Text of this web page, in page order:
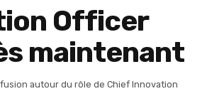
Officer
maintenant
autour du rôle de Chief Innovation